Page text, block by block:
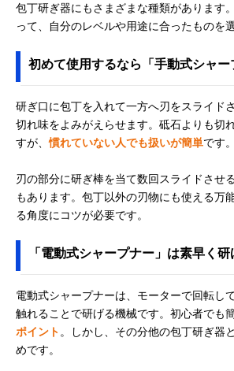
包丁研ぎ器にもさまざまな種類があります
って、自分のレベルや用途に合ったものを
初めて使用するなら「手動式シャー
研ぎ口に包丁を入れて一方へ刃をスライド
切れ味をよみがえらせます。砥石よりも切
すが、慣れていない人でも扱いが簡単です。
刃の部分に研ぎ棒を当て数回スライドさせ
もあります。包丁以外の刃物にも使える万
る角度にコツが必要です。
「電動式シャープナー」は素早く研
電動式シャープナーは、モーターで回転し
触れることで研げる機械です。初心者でも簡
ポイント 。しかし、その分他の包丁研ぎ器
めです。